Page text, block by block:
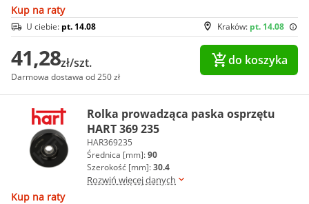
Kup na raty
Kraków: pt. 14.08
U ciebie: pt. 14.08
41,28zł/szt.
Darmowa dostawa od 250 zł
do koszyka
Rolka prowadząca paska osprzętu
HART 369 235
HAR369235
Średnica [mm]:90
Szerokość [mm]:30.4
Rozwiń więcej danych
Kup na raty